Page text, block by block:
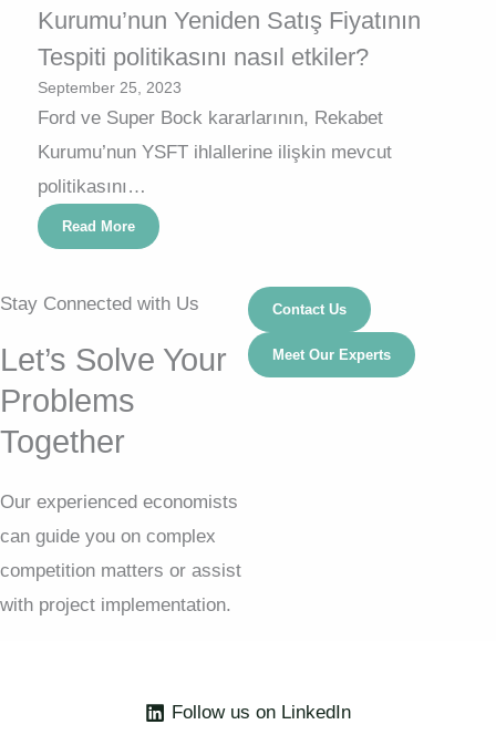
Kurumu’nun Yeniden Satış Fiyatının
Tespiti politikasını nasıl etkiler?
September 25, 2023
Ford ve Super Bock kararlarının, Rekabet
Kurumu’nun YSFT ihlallerine ilişkin mevcut
politikasını…
Read More
Stay Connected with Us
Let’s Solve Your
Problems
Together
Our experienced economists
can guide you on complex
competition matters or assist
with project implementation.
Contact Us
Meet Our Experts
Follow us on LinkedIn